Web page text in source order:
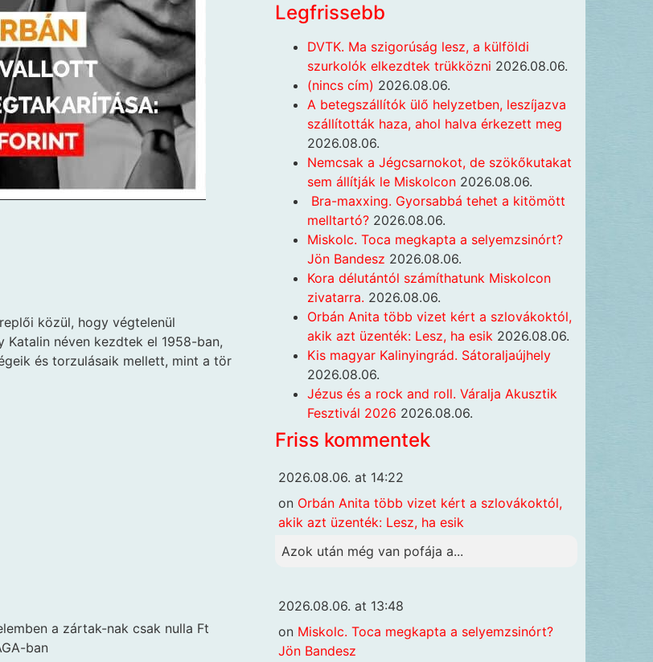
közül, hogy végtelenül
Katalin néven kezdtek el 1958-ban,
és torzulásaik mellett, mint a tör
a zártak-nak csak nulla Ft
ban
Legfrissebb
DVTK. Ma szigorúság lesz, a külföldi
szurkolók elkezdtek trükközni 2026.08.06.
(nincs cím) 2026.08.06.
A betegszállítók ülő helyzetben, leszíjazva
szállították haza, ahol halva érkezett meg
2026.08.06.
Nemcsak a Jégcsarnokot, de szökőkutakat
sem állítják le Miskolcon 2026.08.06.
Bra-maxxing. Gyorsabbá tehet a kitömött
melltartó? 2026.08.06.
Miskolc. Toca megkapta a selyemzsinórt?
Jön Bandesz 2026.08.06.
Kora délutántól számíthatunk Miskolcon
zivatarra. 2026.08.06.
Orbán Anita több vizet kért a szlovákoktól,
akik azt üzenték: Lesz, ha esik 2026.08.06.
Kis magyar Kalinyingrád. Sátoraljaújhely
2026.08.06.
Jézus és a rock and roll. Váralja Akusztik
Fesztivál 2026 2026.08.06.
Friss kommentek
2026.08.06. at 14:22
on Orbán Anita több vizet kért a szlovákoktól,
akik azt üzenték: Lesz, ha esik
Azok után még van pofája a...
2026.08.06. at 13:48
on Miskolc. Toca megkapta a selyemzsinórt?
Jön Bandesz